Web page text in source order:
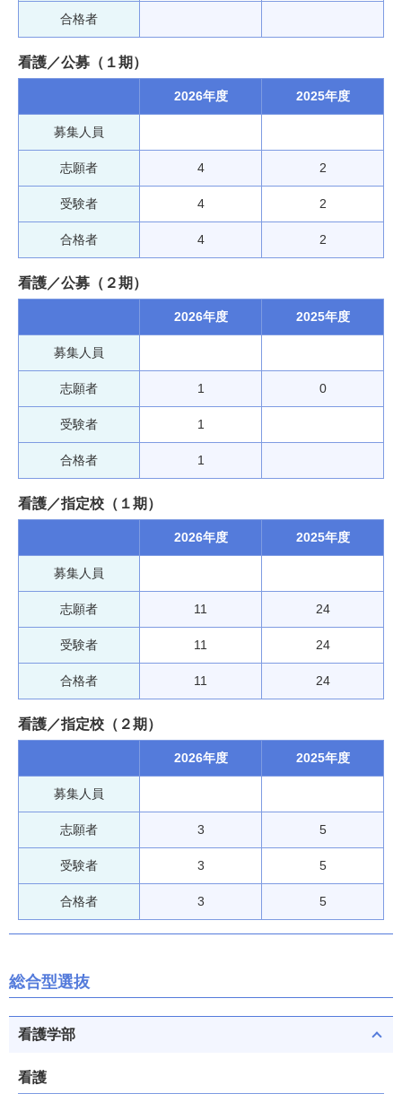
合格者
看護／公募（１期）
2026年度 2025年度
募集人員
志願者 4 2
受験者 4 2
合格者 4 2
看護／公募（２期）
2026年度 2025年度
募集人員
志願者 1 0
受験者 1
合格者 1
看護／指定校（１期）
2026年度 2025年度
募集人員
志願者 11 24
受験者 11 24
合格者 11 24
看護／指定校（２期）
2026年度 2025年度
募集人員
志願者 3 5
受験者 3 5
合格者 3 5
総合型選抜
看護学部
看護